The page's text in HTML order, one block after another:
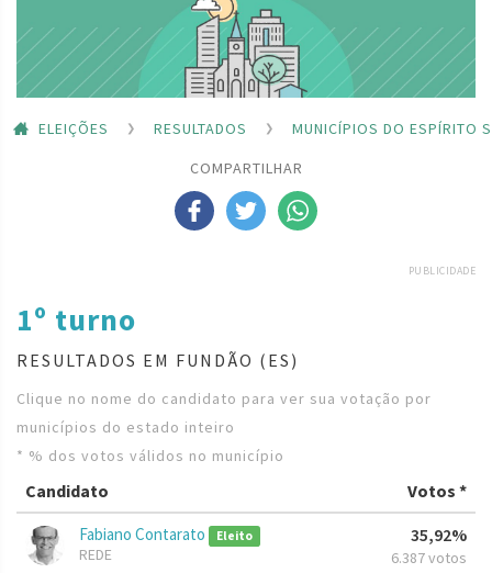
ELEIÇÕES RESULTADOS
MUNICÍPIOS DO ESPÍRITO
COMPARTILHAR
PUBLICIDADE
1º turno
RESULTADOS EM FUNDÃO (ES)
Clique no nome do candidato para ver sua votação por
municípios do estado inteiro
* % dos votos válidos no município
Candidato Votos *
Fabiano Contarato Eleito
REDE
35,92%
6.387 votos